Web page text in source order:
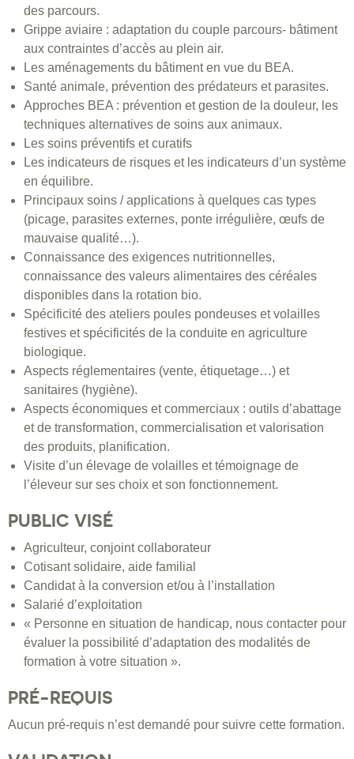
des parcours.
Grippe aviaire : adaptation du couple parcours- bâtiment
aux contraintes d’accès au plein air.
Les aménagements du bâtiment en vue du BEA.
Santé animale, prévention des prédateurs et parasites.
Approches BEA : prévention et gestion de la douleur, les
techniques alternatives de soins aux animaux.
Les soins préventifs et curatifs
Les indicateurs de risques et les indicateurs d’un système
en équilibre.
Principaux soins / applications à quelques cas types
(picage, parasites externes, ponte irrégulière, œufs de
mauvaise qualité…).
Connaissance des exigences nutritionnelles,
connaissance des valeurs alimentaires des céréales
disponibles dans la rotation bio.
Spécificité des ateliers poules pondeuses et volailles
festives et spécificités de la conduite en agriculture
biologique.
Aspects réglementaires (vente, étiquetage…) et
sanitaires (hygiène).
Aspects économiques et commerciaux : outils d’abattage
et de transformation, commercialisation et valorisation
des produits, planification.
Visite d’un élevage de volailles et témoignage de
l’éleveur sur ses choix et son fonctionnement.
PUBLIC VISÉ
Agriculteur, conjoint collaborateur
Cotisant solidaire, aide familial
Candidat à la conversion et/ou à l’installation
Salarié d’exploitation
« Personne en situation de handicap, nous contacter pour
évaluer la possibilité d’adaptation des modalités de
formation à votre situation ».
PRÉ-REQUIS
Aucun pré-requis n’est demandé pour suivre cette formation.